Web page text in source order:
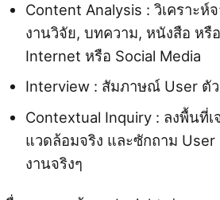
Content Analysis : วิเคราะห์
งานวิจัย, บทความ, หนังสือ หรื
Internet หรือ Social Media
Interview : สัมภาษณ์ User ตั
Contextual Inquiry : ลงพื้นที่เ
แวดล้อมจริง และซักถาม User
งานจริงๆ